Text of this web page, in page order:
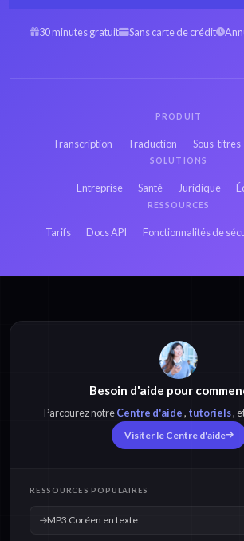
OGG Français en
texte
M4A Coréen en
30 minutes gratuit Sans carte de crédit
PRODUIT
Transcription Traduction Sous-titres
SOLUTIONS
Entreprise Santé Juridique
RESSOURCES
Tarifs Docs API Fonctionnalités de
Besoin d'aide pour
Parcourez notreCentre d'aide, tutoriels,
Visiter le Centre d'aide
RESSOURCES POPULAIRES
MP3 Coréen en texte